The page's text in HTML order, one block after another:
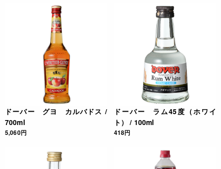
ドーバー グヨ カルバドス /
700ml
5,060円
ドーバー ラム45度（ホワイ
ト） / 100ml
418円